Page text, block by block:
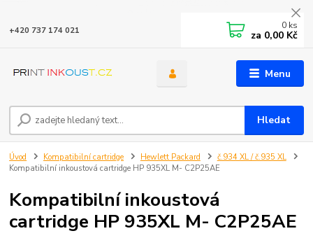
Menu
Hledat
+420 737 174 021 0 ks
za 0,00 Kč
Úvod Kompatibilní cartridge Hewlett Packard
č.934 XL / č.935 XL
Kompatibilní inkoustová cartridge HP 935XL M- C2P25AE
Kompatibilní inkoustová
cartridge HP 935XL M- C2P25AE